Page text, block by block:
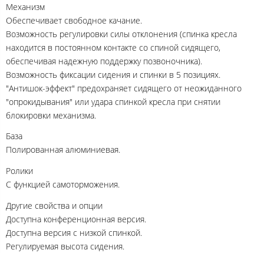
Механизм
Обеспечивает свободное качание.
Возможность регулировки силы отклонения (спинка кресла
находится в постоянном контакте со спиной сидящего,
обеспечивая надежную поддержку позвоночника).
Возможность фиксации сидения и спинки в 5 позициях.
"Антишок-эффект" предохраняет сидящего от неожиданного
"опрокидывания" или удара спинкой кресла при снятии
блокировки механизма.
База
Полированная алюминиевая.
Ролики
С функцией самоторможения.
Другие свойства и опции
Доступна конференционная версия.
Доступна версия с низкой спинкой.
Регулируемая высота сидения.